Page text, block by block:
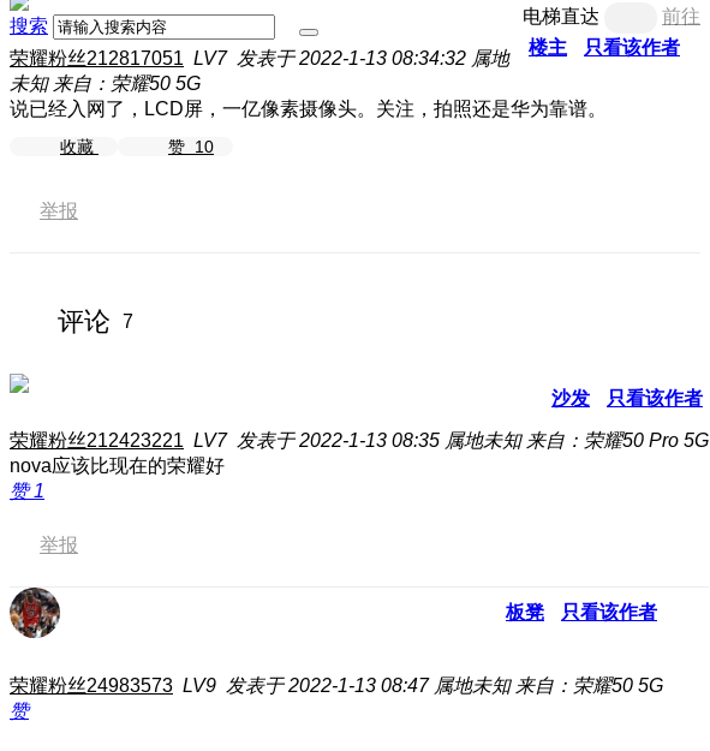
搜索 电梯直达
前往
楼主
只看该作者
荣耀粉丝212817051 LV7 发表于 2022-1-13 08:34:32 属地
未知 来自：荣耀50 5G
说已经入网了，LCD屏，一亿像素摄像头。关注，拍照还是华为靠谱。
收藏 赞 10
举报
评论 7
沙发 只看该作者
荣耀粉丝212423221 LV7 发表于 2022-1-13 08:35 属地未知 来自：荣耀50 Pro 5G
nova应该比现在的荣耀好
赞1
举报
板凳 只看该作者
荣耀粉丝24983573 LV9 发表于 2022-1-13 08:47 属地未知 来自：荣耀50 5G
赞